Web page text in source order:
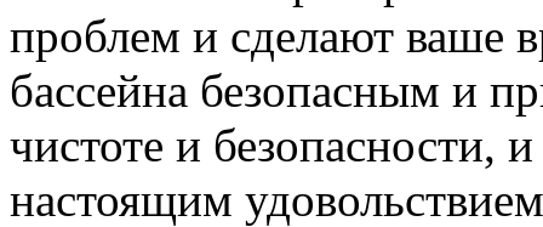
проблем и сделают ваше
бассейна безопасным и
чистоте и безопасности,
настоящим